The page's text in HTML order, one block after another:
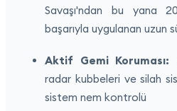
Savaşı'ndan bu yana
başarıyla uygulanan uzun
Aktif Gemi Koruması:
radar kubbeleri ve silah
sistem nem kontrolü